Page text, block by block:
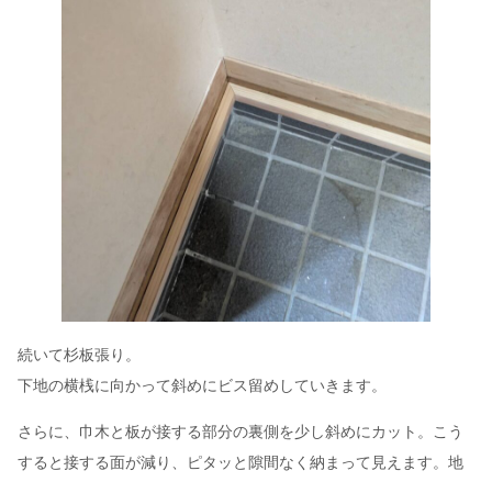
続いて杉板張り。
下地の横桟に向かって斜めにビス留めしていきます。
さらに、巾木と板が接する部分の裏側を少し斜めにカット。こう
すると接する面が減り、ピタッと隙間なく納まって見えます。地